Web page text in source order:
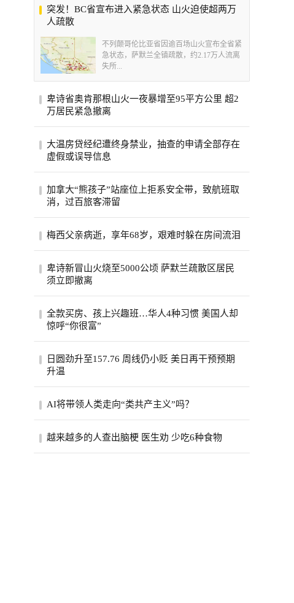
突发！BC省宣布进入紧急状态 山火迫使超两万
人疏散
不列颠哥伦比亚省因逾百场山火宣布全省紧
急状态，萨默兰全镇疏散，约2.17万人流离
失所...
卑诗省奥肯那根山火一夜暴增至95平方公里 超2
万居民紧急撤离
火在24小时内猛增至95平方公里，火势凶
猛，当...
大温房贷经纪遭终身禁业，抽查的申请全部存在
虚假或误导信息
交虚假文件被终身禁业，并须缴纳2.5万罚
款与5...
加拿大“熊孩子”站座位上拒系安全带，致航班取
消，过百旅客滞留
利亚飞往多伦多的航班被迫返航取消，乘客
梅西父亲病逝，享年68岁，艰难时躲在房间流泪
罗萨里奥病逝，享年68岁。他曾陪梅西赴巴
卑诗新冒山火烧至5000公顷 萨默兰疏散区居民
须立即撤离
行疏散，此前一场新的山火迅速蔓延。奥肯
全款买房、孩上兴趣班…华人4种习惯 美国人却
惊呼“你很富”
行为，在华人家庭相当常见，部分美国人却
日圆劲升至157.76 周线仍小贬 美日再干预预期
升温
后，日圆本周走势剧烈震荡。（路透）日圆
AI将带领人类走向“类共产主义”吗？
近年多次预言，AI与人形机器人的快速发
越来越多的人查出脑梗 医生劝 少吃6种食物